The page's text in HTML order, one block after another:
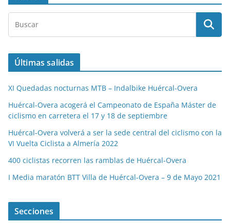
Últimas salidas
XI Quedadas nocturnas MTB – Indalbike Huércal-Overa
Huércal-Overa acogerá el Campeonato de España Máster de
ciclismo en carretera el 17 y 18 de septiembre
Huércal-Overa volverá a ser la sede central del ciclismo con la
VI Vuelta Ciclista a Almería 2022
400 ciclistas recorren las ramblas de Huércal-Overa
I Media maratón BTT Villa de Huércal-Overa – 9 de Mayo 2021
Secciones